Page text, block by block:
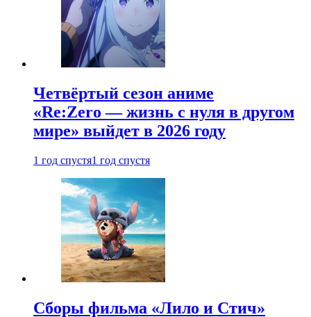
Четвёртый сезон аниме
«Re:Zero — жизнь с нуля в другом
мире» выйдет в 2026 году
1 год спустя1 год спустя
Сборы фильма «Лило и Стич»